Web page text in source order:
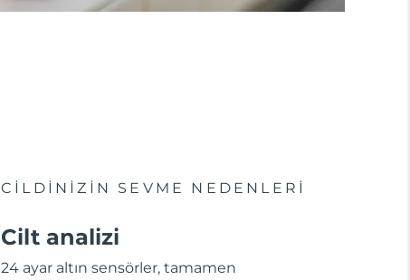
CİLDİNİZİN SEVME NEDENLERİ
Cilt analizi
24 ayar altın sensörler, tamamen